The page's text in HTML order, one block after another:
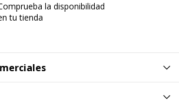
la disponibilidad
tu tienda